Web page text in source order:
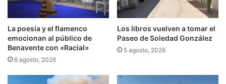
La poesía y el flamenco
emocionan al público de
Benavente con «Racial»
6 agosto, 2026
Los libros vuelven a tomar el
Paseo de Soledad González
5 agosto, 2026